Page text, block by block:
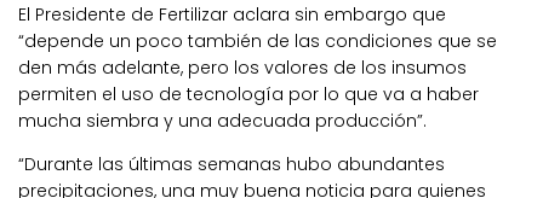
El Presidente de Fertilizar aclara sin embargo que
“depende un poco también de las condiciones que se
den más adelante, pero los valores de los insumos
permiten el uso de tecnología por lo que va a haber
mucha siembra y una adecuada producción”.
“Durante las últimas semanas hubo abundantes
precipitaciones, una muy buena noticia para quienes